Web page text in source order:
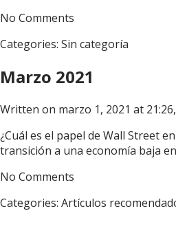
No Comments
Categories: Sin categoría
Marzo 2021
Written on marzo 1, 2021 at
¿Cuál es el papel de Wall Street
transición a una economía baja
No Comments
Categories: Artículos